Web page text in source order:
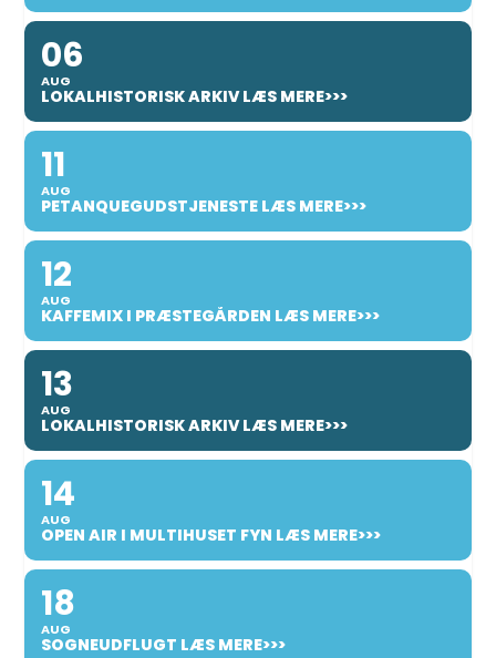
06
AUG
LOKALHISTORISK ARKIV LÆS MERE>>>
11
AUG
PETANQUEGUDSTJENESTE LÆS MERE>>>
12
AUG
KAFFEMIX I PRÆSTEGÅRDEN LÆS MERE>>>
13
AUG
LOKALHISTORISK ARKIV LÆS MERE>>>
14
AUG
OPEN AIR I MULTIHUSET FYN LÆS MERE>>>
18
AUG
SOGNEUDFLUGT LÆS MERE>>>